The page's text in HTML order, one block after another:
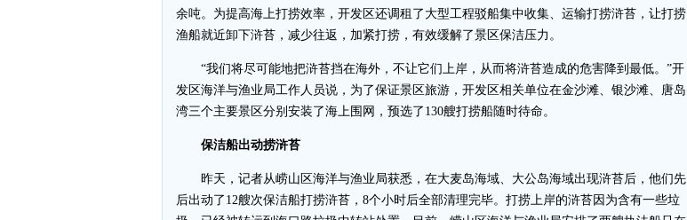
余吨。为提高海上打捞效率，开发区还调租了大型工程驳船集中收集、运输打捞浒苔，让打捞
渔船就近卸下浒苔，减少往返，加紧打捞，有效缓解了景区保洁压力。
“我们将尽可能地把浒苔挡在海外，不让它们上岸，从而将浒苔造成的危害降到最低。”开
发区海洋与渔业局工作人员说，为了保证景区旅游，开发区相关单位在金沙滩、银沙滩、唐岛
湾三个主要景区分别安装了海上围网，预选了130艘打捞船随时待命。
保洁船出动捞浒苔
昨天，记者从崂山区海洋与渔业局获悉，在大麦岛海域、大公岛海域出现浒苔后，他们先
后出动了12艘次保洁船打捞浒苔，8个小时后全部清理完毕。打捞上岸的浒苔因为含有一些垃